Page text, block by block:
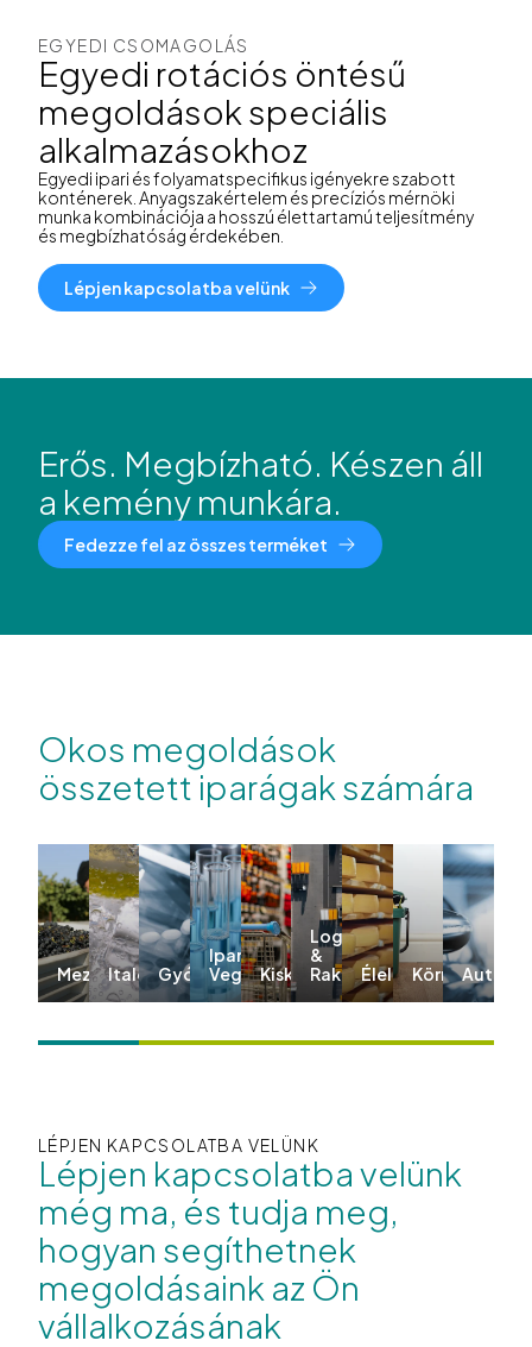
EGYEDI CSOMAGOLÁS
Egyedi rotációs öntésű
megoldások speciális
alkalmazásokhoz
Egyedi ipari és folyamatspecifikus igényekre szabott
konténerek. Anyagszakértelem és precíziós mérnöki
munka kombinációja a hosszú élettartamú teljesítmény
és megbízhatóság érdekében.
Lépjen kapcsolatba velünk
Erős. Megbízható. Készen áll
a kemény munkára.
Fedezze fel az összes terméket
Okos megoldások
összetett iparágak számára
Mezőgazdaság
ItalokGyógyszeripar
Ipar &
VegyiparKiskereskedelem
Logisztika
&
RaktározásÉlelmiszerKörnyezeti
LÉPJEN KAPCSOLATBA VELÜNK
Lépjen kapcsolatba velünk
még ma, és tudja meg,
hogyan segíthetnek
megoldásaink az Ön
vállalkozásának